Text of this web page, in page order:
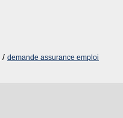
/ demande assurance emploi